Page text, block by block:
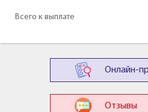
Всего к выплате
Онлайн-
Отзывы